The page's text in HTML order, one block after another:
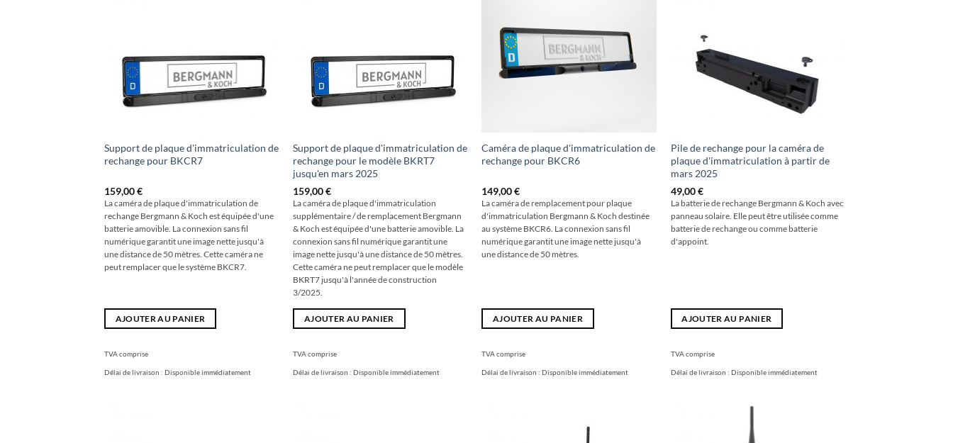
Support de plaque d'immatriculation de
rechange pour BKCR7
159,00€
La caméra de plaque d'immatriculation de
rechange Bergmann & Koch est équipée d'une
batterie amovible. La connexion sans fil
numérique garantit une image nette jusqu'à
une distance de 50 mètres. Cette caméra ne
peut remplacer que le système BKCR7.
AJOUTER AU PANIER
TVA comprise
Délai de livraison : Disponible immédiatement
Support de plaque d'immatriculation de
rechange pour le modèle BKRT7
jusqu'en mars 2025
159,00€
La caméra de plaque d'immatriculation
supplémentaire / de remplacement Bergmann
& Koch est équipée d'une batterie amovible. La
connexion sans fil numérique garantit une
image nette jusqu'à une distance de 50 mètres.
Cette caméra ne peut remplacer que le modèle
BKRT7 jusqu'à l'année de construction
3/2025.
AJOUTER AU PANIER
TVA comprise
Délai de livraison : Disponible immédiatement
Caméra de plaque d'immatriculation de
rechange pour BKCR6
149,00€
La caméra de remplacement pour plaque
d'immatriculation Bergmann & Koch destinée
au système BKCR6. La connexion sans fil
numérique garantit une image nette jusqu'à
une distance de 50 mètres.
AJOUTER AU PANIER
TVA comprise
Délai de livraison : Disponible immédiatement
Pile de rechange pour la caméra de
plaque d'immatriculation à partir de
mars 2025
49,00€
La batterie de rechange Bergmann & Koch avec
panneau solaire. Elle peut être utilisée comme
batterie de rechange ou comme batterie
d'appoint.
AJOUTER AU PANIER
TVA comprise
Délai de livraison : Disponible immédiatement